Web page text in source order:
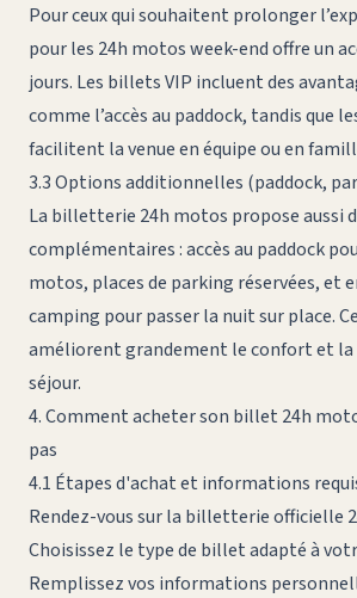
Pour ceux qui souhaitent prolonger
pour les 24h motos week-end offre un
jours. Les billets VIP incluent des
comme l’accès au paddock, tandis que
facilitent la venue en équipe ou en
3.3 Options additionnelles (paddock,
La billetterie 24h motos propose aussi
complémentaires : accès au paddock
motos, places de parking réservées, et
camping pour passer la nuit sur place.
améliorent grandement le confort et la
séjour.
4. Comment acheter son billet 24h
pas
4.1 Étapes d'achat et informations
Rendez-vous sur la billetterie officielle
Choisissez le type de billet adapté à
Remplissez vos informations